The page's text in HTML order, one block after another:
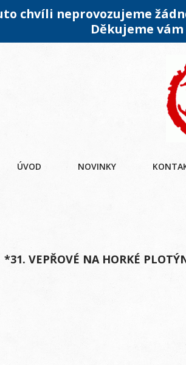
chvíli neprovozujeme
Děkujeme
ÚVOD NOVINKY
*31. VEPŘOVÉ NA HORKÉ